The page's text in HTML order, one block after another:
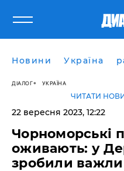
Новини Україна
ДІАЛОГ УКРАЇНА
ЧИТАТИ
22 вересня 2023, 12:22
Чорноморські
оживають: у
зробили